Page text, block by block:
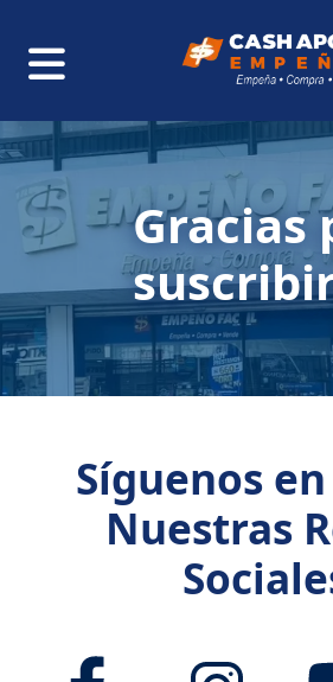
Gracias
Síguenos
Nuestras